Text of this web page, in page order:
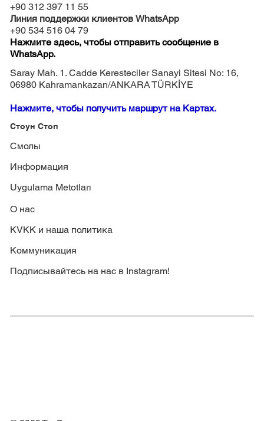
+90 312 397 11 55
Линия поддержки клиентов WhatsApp
+90 534 516 04 79
Нажмите здесь, чтобы отправить сообщение в
WhatsApp.
Saray Mah. 1. Cadde Keresteciler Sanayi Sitesi No: 16,
06980 Kahramankazan/ANKARA TÜRKİYE
Нажмите, чтобы получить маршрут на Картах.
Стоун Стоп
Смолы
Информация
Uygulama Metotları
О нас
KVKK и наша политика
Коммуникация
Подписывайтесь на нас в Instagram!